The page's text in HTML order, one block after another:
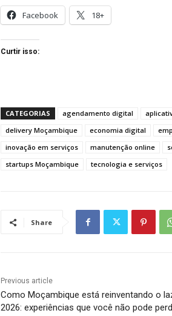
Facebook 18+
Curtir isso:
CATEGORIAS agendamento digital
delivery Moçambique
economia digital
inovação em serviços
manutenção online
startups Moçambique
tecnologia e serviços
Share
Previous article
Como Moçambique está reinventando o
2026: experiências que você não pode